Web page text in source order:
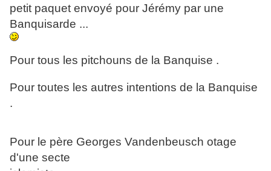
petit paquet envoyé pour Jérémy par une
Banquisarde ...
Pour tous les pitchouns de la Banquise .
Pour toutes les autres intentions de la Banquise
.
Pour le père Georges Vandenbeusch otage
d'une secte